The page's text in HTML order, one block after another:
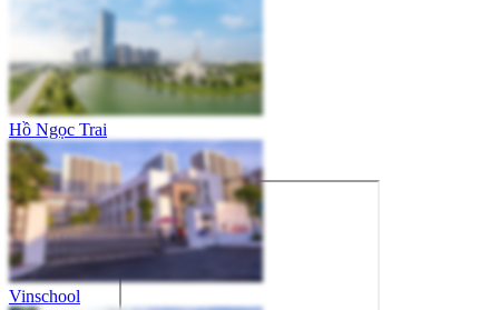
Hồ Ngọc Trai
Vinschool